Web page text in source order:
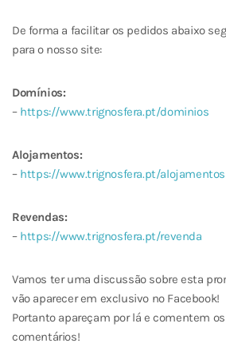
De forma a facilitar os pedidos abaixo
para o nosso site:
Domínios:
– https://www.trignosfera.pt/dominios
Alojamentos:
– https://www.trignosfera.pt/alojamentos
Revendas:
– https://www.trignosfera.pt/revenda
Vamos ter uma discussão sobre esta
vão aparecer em exclusivo no Facebook!
Portanto apareçam por lá e comentem
comentários!